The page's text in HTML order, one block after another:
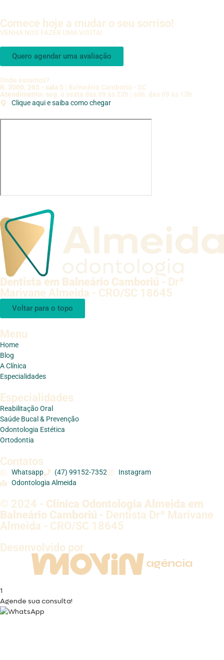
Comece hoje a mudar o seu sorriso!
VENHA NOS FAZER UMA VISITA!
Quero agendar uma avaliação
Onde estamos?
R. 3000, 265 - sala 5 | Balneário Camboriú - SC
Atendimento: seg. à sexta das 09 às 22h | sáb. das 09 às 13h
Clique aqui e saiba como chegar
Dentista em Balneário Camboriú - Drª
Marivane Almeida - CRO/SC 18645
Voltar para o topo
Menu
Home
Blog
A Clínica
Especialidades
Especialidades
Reabilitação Oral
Saúde Bucal & Prevenção
Odontologia Estética
Ortodontia
Contatos
Whatsapp (47) 99152-7352
Instagram
Odontologia Almeida
© 2024 - Clínica Odontologia Almeida em
Balneário Camboriú - Dentista Drª Marivane
Almeida - CRO/SC 18645
Desenvolvido por
1
Agende sua consulta!